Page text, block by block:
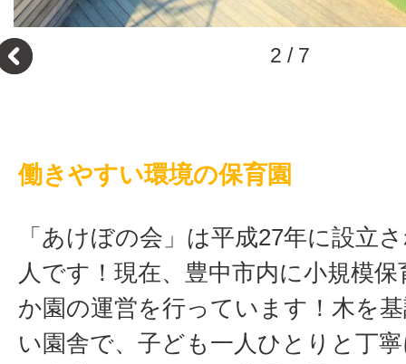
3 / 7
働きやすい環境の保育園
「あけぼの会」は平成27年に設立
人です！現在、豊中市内に小規模
か園の運営を行っています！木を
い園舎で、子ども一人ひとりと丁